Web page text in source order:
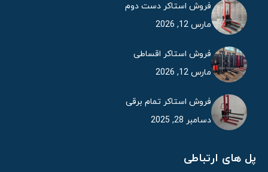
فروش استاکر دست دوم
مارس 12, 2026
فروش استاکر اقساطی
مارس 12, 2026
فروش استاکر تمام برقی
دسامبر 28, 2025
پل های ارتباطی